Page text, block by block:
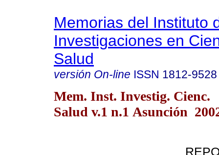
Memorias del Instituto
Investigaciones en
Salud
versión On-line ISSN 1812-9528
Mem. Inst. Investig. Cienc.
Salud v.1 n.1 Asunción